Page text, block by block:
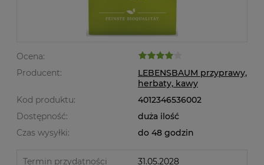
Ocena:
Producent:
LEBENSBAUM przyprawy,
herbaty, kawy
Kod produktu:
4012346536002
Dostępność:
duża ilość
Czas wysyłki:
do 48 godzin
Termin przydatności 31.05.2028